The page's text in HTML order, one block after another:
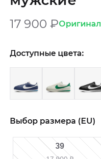
17 900 ₽Оригинал
Доступные цвета:
Выбор размера (EU)
39